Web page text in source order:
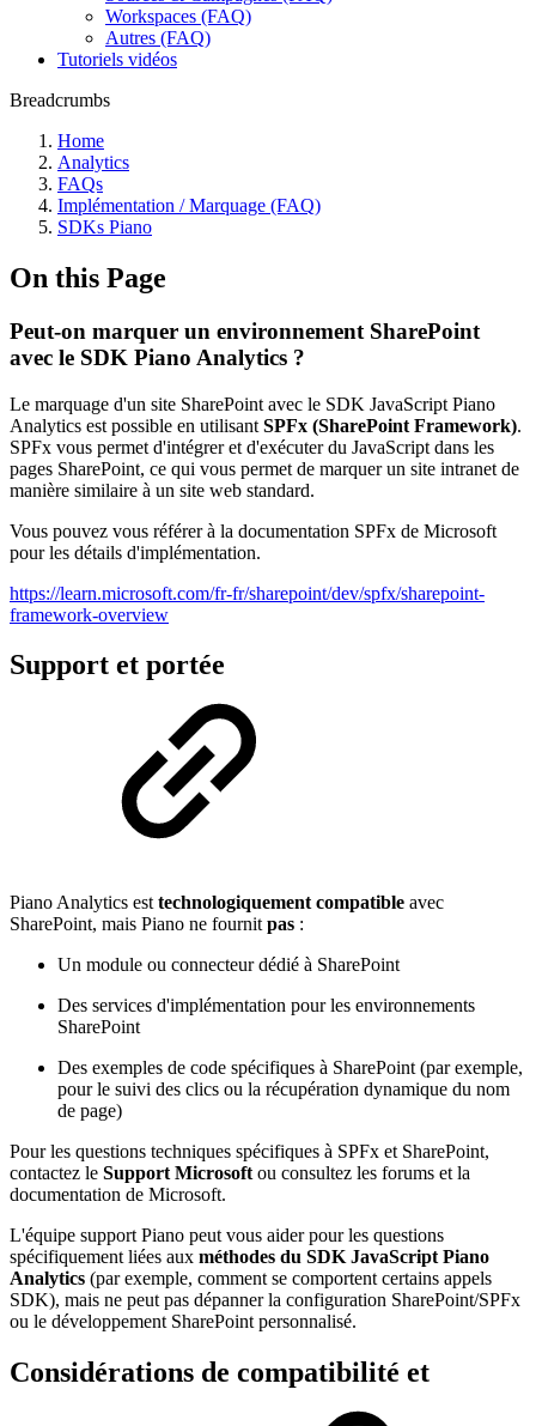
Workspaces (FAQ)
Autres (FAQ)
Tutoriels vidéos
Breadcrumbs
Home
Analytics
FAQs
Implémentation / Marquage (FAQ)
SDKs Piano
On this Page
Peut-on marquer un environnement SharePoint
avec le SDK Piano Analytics ?
Le marquage d'un site SharePoint avec le SDK JavaScript Piano
Analytics est possible en utilisant SPFx (SharePoint Framework).
SPFx vous permet d'intégrer et d'exécuter du JavaScript dans les
pages SharePoint, ce qui vous permet de marquer un site intranet de
manière similaire à un site web standard.
Vous pouvez vous référer à la documentation SPFx de Microsoft
pour les détails d'implémentation.
https://learn.microsoft.com/fr-fr/sharepoint/dev/spfx/sharepoint-
framework-overview
Support et portée
Piano Analytics est technologiquement compatible avec
SharePoint, mais Piano ne fournit pas :
Un module ou connecteur dédié à SharePoint
Des services d'implémentation pour les environnements
SharePoint
Des exemples de code spécifiques à SharePoint (par exemple,
pour le suivi des clics ou la récupération dynamique du nom
de page)
Pour les questions techniques spécifiques à SPFx et SharePoint,
contactez le Support Microsoft ou consultez les forums et la
documentation de Microsoft.
L'équipe support Piano peut vous aider pour les questions
spécifiquement liées aux méthodes du SDK JavaScript Piano
Analytics (par exemple, comment se comportent certains appels
SDK), mais ne peut pas dépanner la configuration SharePoint/SPFx
ou le développement SharePoint personnalisé.
Considérations de compatibilité et